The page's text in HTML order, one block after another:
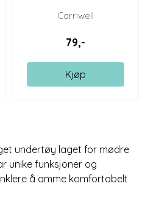
Carriwell
79,-
Kjøp
undertøy laget for mødre
unike funksjoner og
å amme komfortabelt